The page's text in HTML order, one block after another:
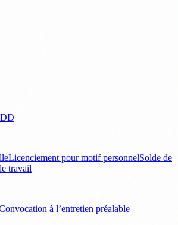
Licenciement pour motif personnelSolde de
travail
à l’entretien préalable